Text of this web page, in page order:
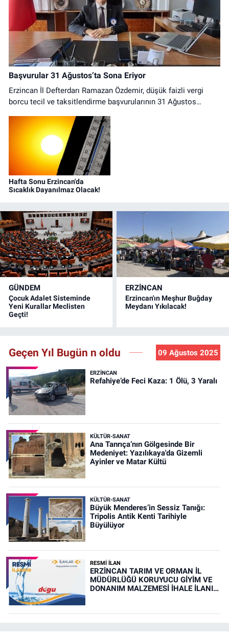
Başvurular 31 Ağustos’ta Sona Eriyor
Erzincan İl Defterdarı Ramazan Özdemir, düşük faizli vergi
borcu tecil ve taksitlendirme başvurularının 31 Ağustos
günü beklememeleri konusunda uyardı.
Hafta Sonu Erzincan'da
Sıcaklık Dayanılmaz Olacak!
GÜNDEM
Çocuk Adalet Sisteminde
Yeni Kurallar Meclisten
Geçti!
ERZINCAN
Erzincan'ın Meşhur Buğday
Meydanı Yıkılacak!
Geçen Yıl Bugün n oldu 09 Ağustos 2025
ERZINCAN
Refahiye’de Feci Kaza: 1 Ölü, 3 Yaralı
KÜLTÜR-SANAT
Ana Tanrıça’nın Gölgesinde Bir
Medeniyet: Yazılıkaya'da Gizemli
Ayinler ve Matar Kültü
KÜLTÜR-SANAT
Büyük Menderes’in Sessiz Tanığı:
Tripolis Antik Kenti Tarihiyle
Büyülüyor
RESMİ İLAN
ERZİNCAN TARIM VE ORMAN İL
MÜDÜRLÜĞÜ KORUYUCU GİYİM VE
DONANIM MALZEMESİ İHALE İLANI